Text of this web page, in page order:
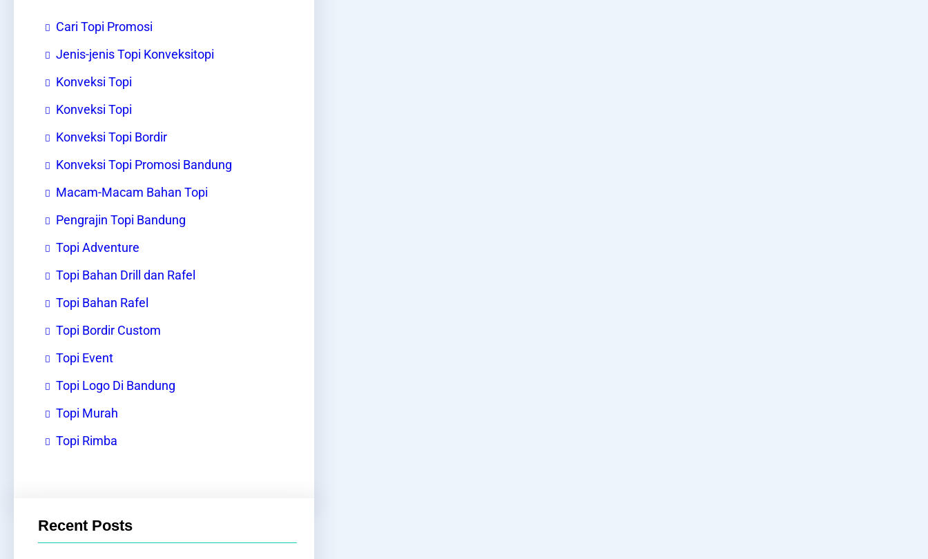
Cari Topi Promosi
Jenis-jenis Topi Konveksitopi
Konveksi Topi
Konveksi Topi
Konveksi Topi Bordir
Konveksi Topi Promosi Bandung
Macam-Macam Bahan Topi
Pengrajin Topi Bandung
Topi Adventure
Topi Bahan Drill dan Rafel
Topi Bahan Rafel
Topi Bordir Custom
Topi Event
Topi Logo Di Bandung
Topi Murah
Topi Rimba
Recent Posts